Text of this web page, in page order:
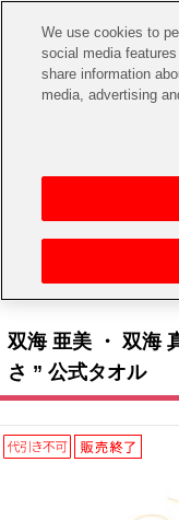
CHANNEL
ゲーム
アイドルマスターシ
アイドルマスター
アイドルマスター SideM
アイドルマスター シャイ
イベントグッズ
トイ・ホビー
アイ
双海 亜美 ・ 双海
さ ” 公式タオル
We use cookies to
social media
share information
media, advertising